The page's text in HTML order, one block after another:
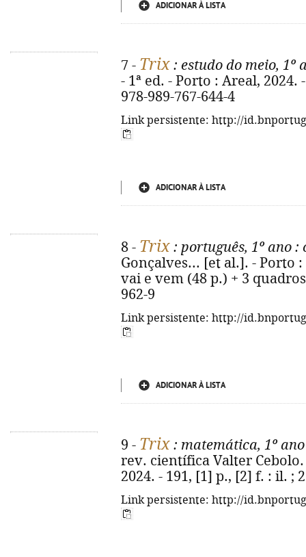
ADICIONAR À LISTA
7 - Trix : estudo do meio, 1º
- 1ª ed. - Porto : Areal, 2024.
978-989-767-644-4
Link persistente: http://
ADICIONAR À LISTA
8 - Trix : português, 1º ano :
Gonçalves... [et al.]. - Porto
vai e vem (48 p.) + 3
962-9
Link persistente: http://
ADICIONAR À LISTA
9 - Trix : matemática, 1º ano
rev. científica Valter
2024. - 191, [1] p., [2] f. : il. ;
Link persistente: http://